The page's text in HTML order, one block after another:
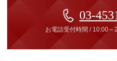
03-
お電話受付時間 / 10:00～